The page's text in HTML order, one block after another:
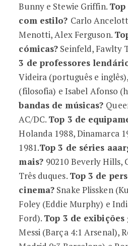
Bunny e Stewie Griffin.
com estilo? Carlo
Menotti, Alex Ferguson.
cómicas? Seinfeld, Fawlty
3 de professores
Videira (português e
(filosofia) e Isabel Afonso
bandas de músicas?
AC/DC. Top 3 de
Holanda 1988, Dinamarca
1981.Top 3 de séries
mais? 90210 Beverly Hills,
Três duques. Top 3 de
cinema? Snake Plissken
Foley (Eddie Murphy) e
Ford). Top 3 de
Messi (Barça 4:1 Arsenal),